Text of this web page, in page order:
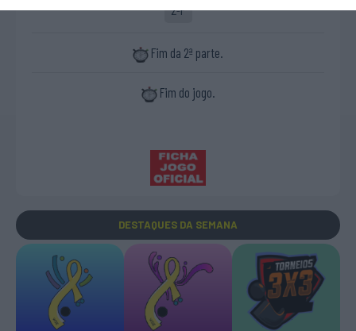
2ªP
Fim da 2ª parte.
Fim do jogo.
DESTAQUES DA SEMANA